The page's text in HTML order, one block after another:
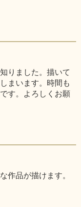
りました。描いて
まいます。時間も
す。よろしくお願
作品が描けます。